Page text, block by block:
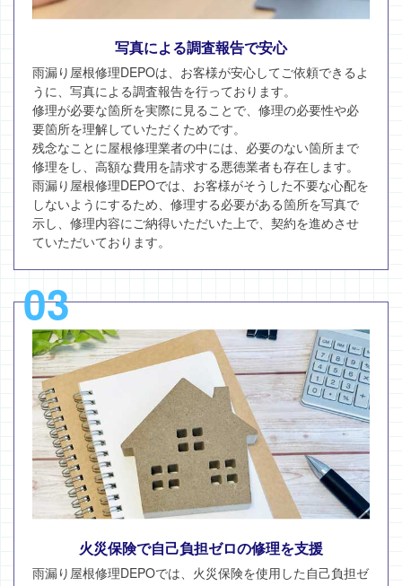
写真による調査報告で安心
雨漏り屋根修理DEPOは、お客様が安心してご依頼できるよ
うに、写真による調査報告を行っております。
修理が必要な箇所を実際に見ることで、修理の必要性や必
要箇所を理解していただくためです。
残念なことに屋根修理業者の中には、必要のない箇所まで
修理をし、高額な費用を請求する悪徳業者も存在します。
雨漏り屋根修理DEPOでは、お客様がそうした不要な心配を
しないようにするため、修理する必要がある箇所を写真で
示し、修理内容にご納得いただいた上で、契約を進めさせ
ていただいております。
03
火災保険で自己負担ゼロの修理を支援
雨漏り屋根修理DEPOでは、火災保険を使用した自己負担ゼ